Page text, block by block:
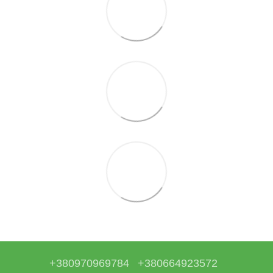
+380970969784 +380664923572